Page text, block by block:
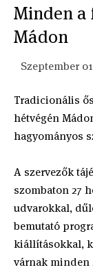
Minden
Mádon
Szeptember
Tradicionális
hétvégén
hagyományos
A szervezők
szombaton 27
udvarokkal,
bemutató
kiállításokkal,
várnak minden